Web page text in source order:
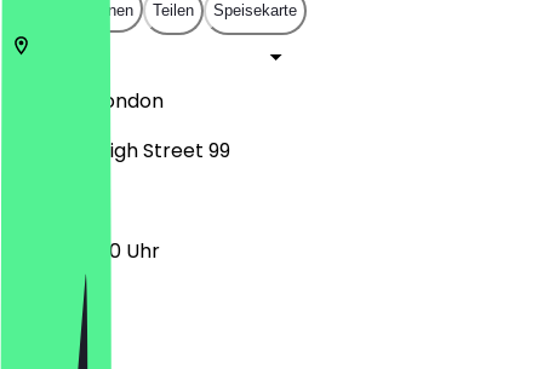
In App öffnen Teilen Speisekarte
London
Camden High Street 99
10:00 - 19:00 Uhr
Montag